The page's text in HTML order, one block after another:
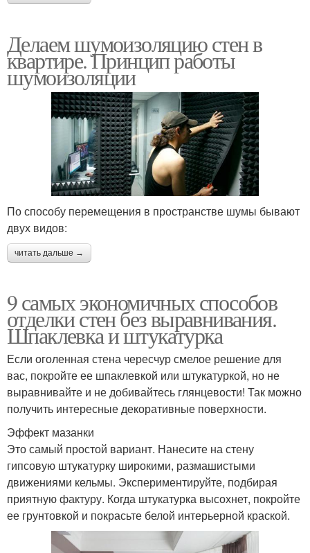
Делаем шумоизоляцию стен в
квартире. Принцип работы
шумоизоляции
По способу перемещения в пространстве шумы бывают
двух видов:
читать дальше →
9 самых экономичных способов
отделки стен без выравнивания.
Шпаклевка и штукатурка
Если оголенная стена чересчур смелое решение для
вас, покройте ее шпаклевкой или штукатуркой, но не
выравнивайте и не добивайтесь глянцевости! Так можно
получить интересные декоративные поверхности.
Эффект мазанки
Это самый простой вариант. Нанесите на стену
гипсовую штукатурку широкими, размашистыми
движениями кельмы. Экспериментируйте, подбирая
приятную фактуру. Когда штукатурка высохнет, покройте
ее грунтовкой и покрасьте белой интерьерной краской.